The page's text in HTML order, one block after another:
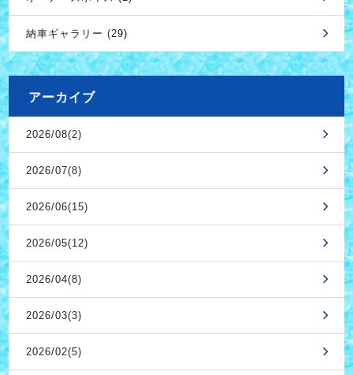
納車ギャラリー (29)
アーカイブ
2026/08(2)
2026/07(8)
2026/06(15)
2026/05(12)
2026/04(8)
2026/03(3)
2026/02(5)